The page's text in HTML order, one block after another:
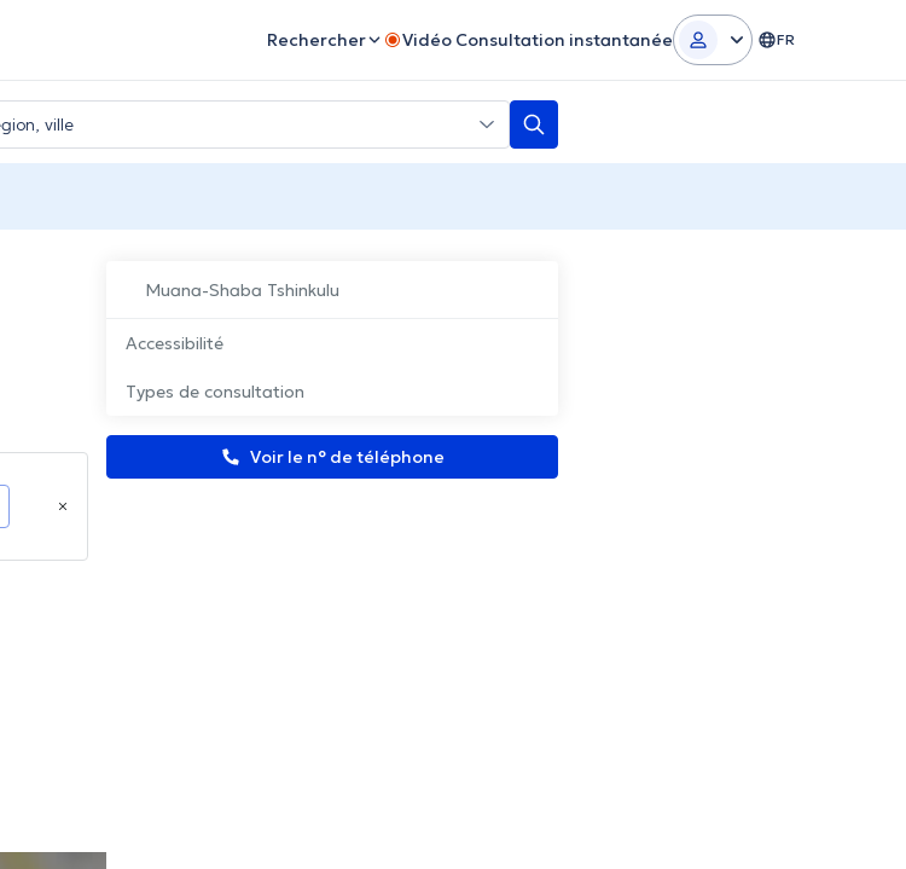
Rechercher Vidéo Consultation instantanée FR
Muana-Shaba Tshinkulu
Accessibilité
Types de consultation
Voir le n° de téléphone